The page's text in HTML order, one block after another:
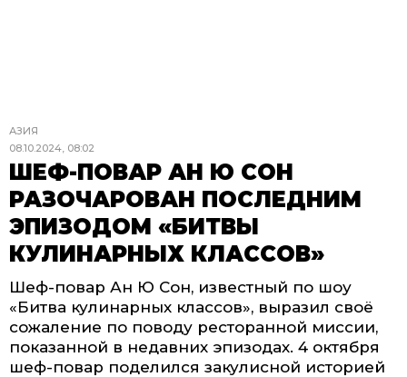
АЗИЯ
08.10.2024, 08:02
ШЕФ-ПОВАР АН Ю СОН
РАЗОЧАРОВАН ПОСЛЕДНИМ
ЭПИЗОДОМ «БИТВЫ
КУЛИНАРНЫХ КЛАССОВ»
Шеф-повар Ан Ю Сон, известный по шоу
«Битва кулинарных классов», выразил своё
сожаление по поводу ресторанной миссии,
показанной в недавних эпизодах. 4 октября
шеф-повар поделился закулисной историей